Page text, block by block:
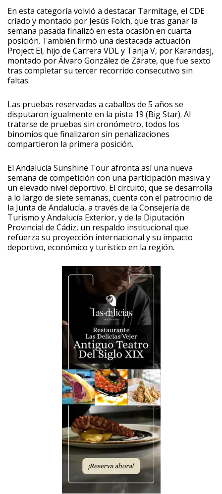
En esta categoría volvió a destacar Tarmitage, el CDE
criado y montado por Jesús Folch, que tras ganar la
semana pasada finalizó en esta ocasión en cuarta
posición. También firmó una destacada actuación
Project El, hijo de Carrera VDL y Tanja V, por Karandasj,
montado por Álvaro González de Zárate, que fue sexto
tras completar su tercer recorrido consecutivo sin
faltas.
Las pruebas reservadas a caballos de 5 años se
disputaron igualmente en la pista 19 (Big Star). Al
tratarse de pruebas sin cronómetro, todos los
binomios que finalizaron sin penalizaciones
compartieron la primera posición.
El Andalucía Sunshine Tour afronta así una nueva
semana de competición con una participación masiva y
un elevado nivel deportivo. El circuito, que se desarrolla
a lo largo de siete semanas, cuenta con el patrocinio de
la Junta de Andalucía, a través de la Consejería de
Turismo y Andalucía Exterior, y de la Diputación
Provincial de Cádiz, un respaldo institucional que
refuerza su proyección internacional y su impacto
deportivo, económico y turístico en la región.